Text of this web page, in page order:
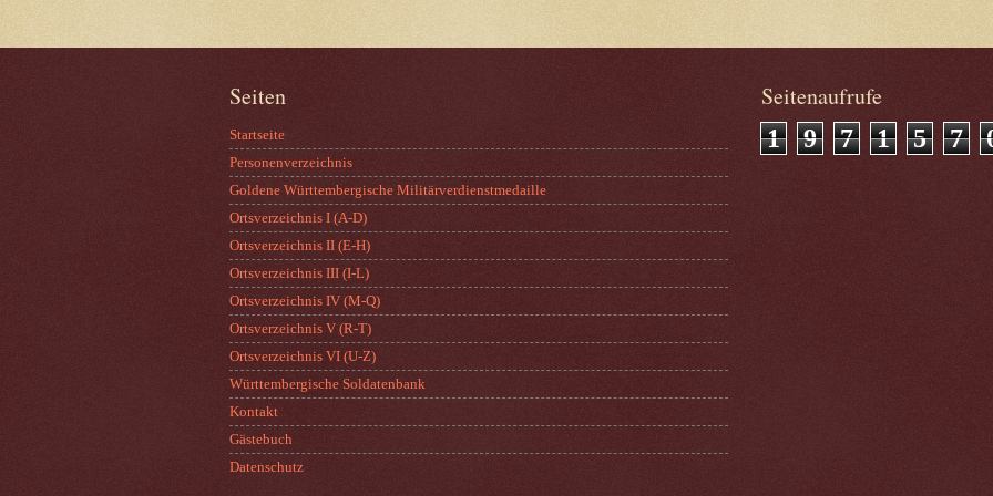
Seiten
Startseite
Personenverzeichnis
Goldene Württembergische Militärverdienstmedaille
Ortsverzeichnis I (A-D)
Ortsverzeichnis II (E-H)
Ortsverzeichnis III (I-L)
Ortsverzeichnis IV (M-Q)
Ortsverzeichnis V (R-T)
Ortsverzeichnis VI (U-Z)
Württembergische Soldatenbank
Kontakt
Gästebuch
Datenschutz
Seitenaufrufe
1 9 7 1 5 7